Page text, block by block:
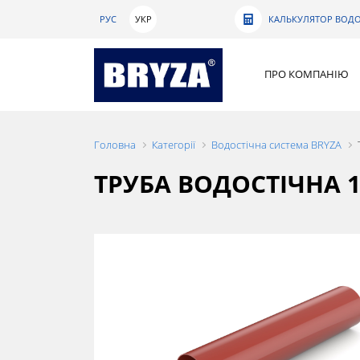
РУС УКР КАЛЬКУЛЯТОР
ПРО КОМПАНІЮ
Головна Категорії Водостічна система BRYZA
ТРУБА ВОДОСТІЧНА